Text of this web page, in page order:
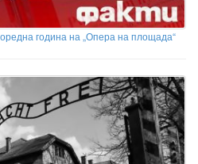
година на „Опера на площада“